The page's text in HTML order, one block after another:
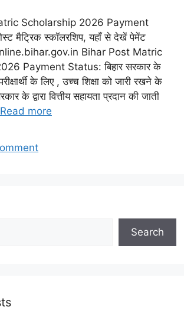
Scholarship 2026 Payment
मैट्रिक स्कॉलरशिप, यहाँ से देखें पेमेंट
Bihar Post Matric
Payment Status: बिहार सरकार के
के लिए , उच्च शिक्षा को जारी रखने के
के द्वारा वित्तीय सहायता प्रदान की जाती
Read more
Search